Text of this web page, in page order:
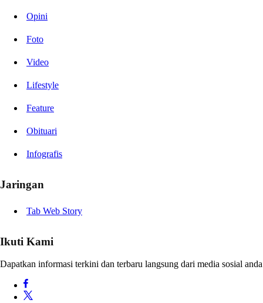
Opini
Foto
Video
Lifestyle
Feature
Obituari
Infografis
Jaringan
Tab Web Story
Ikuti Kami
Dapatkan informasi terkini dan terbaru langsung dari media sosial anda